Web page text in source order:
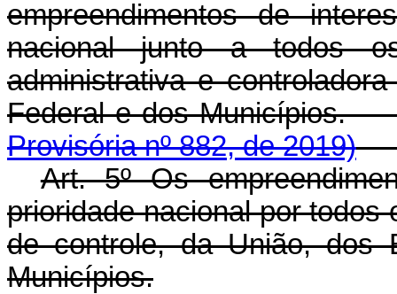
empreendimentos de
nacional junto a todos
administrativa e
Federal e dos
Provisória nº 882, de 2019)
Art. 5º Os
prioridade nacional por
de controle, da União, dos
Municípios.